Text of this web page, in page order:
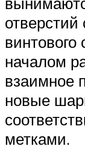
началом
взаимное
новые
метками.